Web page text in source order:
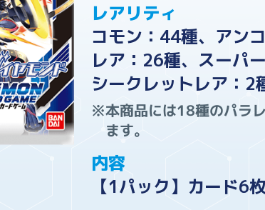
レアリティ
コモン：44種、アン
レア：26種、スーパ
シークレットレア：2
※本商品には18種のパラ
ます。
内容
【1パック】カード6